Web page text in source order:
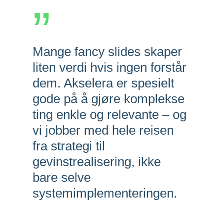
”
Mange fancy slides skaper
liten verdi hvis ingen forstår
dem. Akselera er spesielt
gode på å gjøre komplekse
ting enkle og relevante – og
vi jobber med hele reisen
fra strategi til
gevinstrealisering, ikke
bare selve
systemimplementeringen.